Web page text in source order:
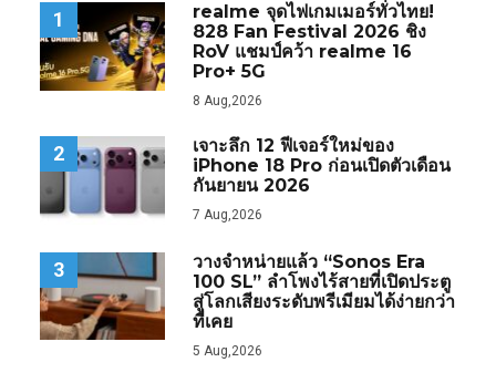
1
realme จุดไฟเกมเมอร์ทั่วไทย!
828 Fan Festival 2026 ชิง
RoV แชมป์คว้า realme 16
Pro+ 5G
8 Aug,2026
2
เจาะลึก 12 ฟีเจอร์ใหม่ของ
iPhone 18 Pro ก่อนเปิดตัวเดือน
กันยายน 2026
7 Aug,2026
3
วางจำหน่ายแล้ว “Sonos Era
100 SL” ลำโพงไร้สายที่เปิดประตู
สู่โลกเสียงระดับพรีเมียมได้ง่ายกว่า
ที่เคย
5 Aug,2026